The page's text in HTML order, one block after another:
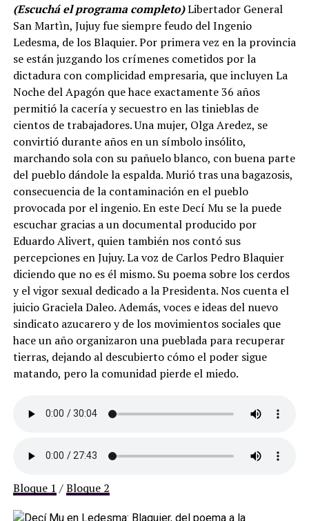
(Escuchá el programa completo)Libertador General
San Martìn, Jujuy fue siempre feudo del Ingenio
Ledesma, de los Blaquier. Por primera vez en la provincia
se están juzgando los crímenes cometidos por la
dictadura con complicidad empresaria, que incluyen La
Noche del Apagón que hace exactamente 36 años
permitió la cacería y secuestro en las tinieblas de
cientos de trabajadores. Una mujer, Olga Aredez, se
convirtió durante años en un símbolo insólito,
marchando sola con su pañuelo blanco, con buena parte
del pueblo dándole la espalda. Murió tras una bagazosis,
consecuencia de la contaminación en el pueblo
provocada por el ingenio. En este Decí Mu se la puede
escuchar gracias a un documental producido por
Eduardo Alivert, quien también nos contó sus
percepciones en Jujuy. La voz de Carlos Pedro Blaquier
diciendo que no es él mismo. Su poema sobre los cerdos
y el vigor sexual dedicado a la Presidenta. Nos cuenta el
juicio Graciela Daleo. Además, voces e ideas del nuevo
sindicato azucarero y de los movimientos sociales que
hace un año organizaron una pueblada para recuperar
tierras, dejando al descubierto cómo el poder sigue
matando, pero la comunidad pierde el miedo.
Bloque 1 /Bloque 2